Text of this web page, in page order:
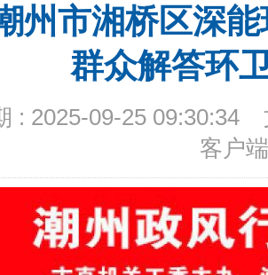
州市湘桥区深
群众解答环
: 2025-09-25 09:30:34
客户端